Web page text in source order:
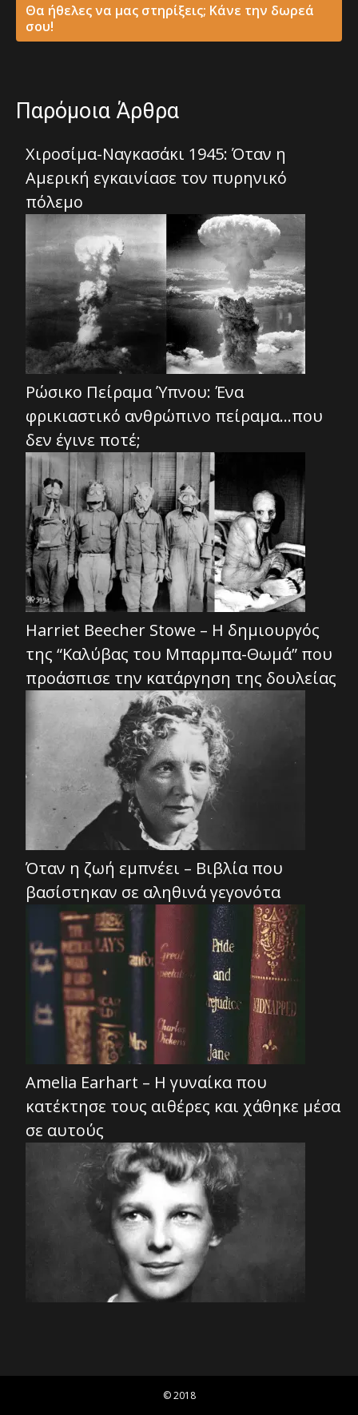
Θα ήθελες να μας στηρίξεις; Κάνε την δωρεά
σου!
Παρόμοια Άρθρα
Χιροσίμα-Ναγκασάκι 1945: Όταν η
Αμερική εγκαινίασε τον πυρηνικό
πόλεμο
Ρώσικο Πείραμα Ύπνου: Ένα
φρικιαστικό ανθρώπινο πείραμα…που
δεν έγινε ποτέ;
Harriet Beecher Stowe – Η δημιουργός
της “Καλύβας του Μπαρμπα-Θωμά” που
προάσπισε την κατάργηση της δουλείας
Όταν η ζωή εμπνέει – Βιβλία που
βασίστηκαν σε αληθινά γεγονότα
Amelia Earhart – Η γυναίκα που
κατέκτησε τους αιθέρες και χάθηκε μέσα
σε αυτούς
© 2018